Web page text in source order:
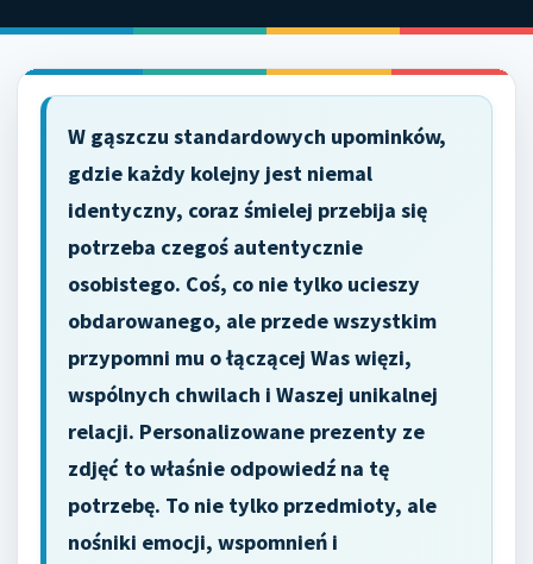
W gąszczu standardowych upominków,
gdzie każdy kolejny jest niemal
identyczny, coraz śmielej przebija się
potrzeba czegoś autentycznie
osobistego. Coś, co nie tylko ucieszy
obdarowanego, ale przede wszystkim
przypomni mu o łączącej Was więzi,
wspólnych chwilach i Waszej unikalnej
relacji. Personalizowane prezenty ze
zdjęć to właśnie odpowiedź na tę
potrzebę. To nie tylko przedmioty, ale
nośniki emocji, wspomnień i